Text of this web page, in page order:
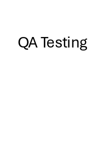
QA Testing